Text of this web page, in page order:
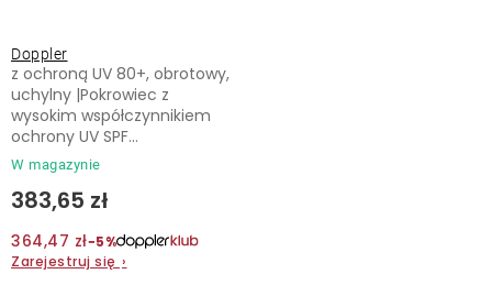
Doppler
W magazynie
383,65 zł
364,47 zł−5%
Zarejestruj się ›
z ochroną UV 80+, obrotowy,
uchylny |Pokrowiec z
wysokim współczynnikiem
ochrony UV SPF...